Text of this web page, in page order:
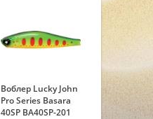
Воблер Lucky John
Pro Series Basara
40SP BA40SP-201